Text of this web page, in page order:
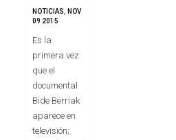
NOTICIAS
NOV
09 2015
Es la
primera vez
que el
documental
Bide Berriak
aparece en
televisión;